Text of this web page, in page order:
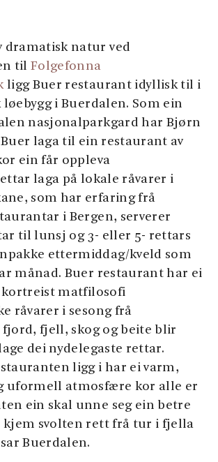
dramatisk natur ved
tilFolgefonna
ligg Buer restaurant idyllisk til i
i Buerdalen. Som ein
nasjonalparkgard har Bjørn
laga til ein restaurant av
ein får oppleva
laga på lokale råvarer i
som har erfaring frå
i Bergen, serverer
til lunsj og 3- eller 5- rettars
ettermiddag/kveld som
månad. Buer restaurant har ei
kortreist matfilosofi
råvarer i sesong frå
fjell, skog og beite blir
dei nydelegaste rettar.
ligg i har ei varm,
uformell atmosfære kor alle er
ein skal unne seg ein betre
kjem svolten rett frå tur i fjella
Buerdalen.